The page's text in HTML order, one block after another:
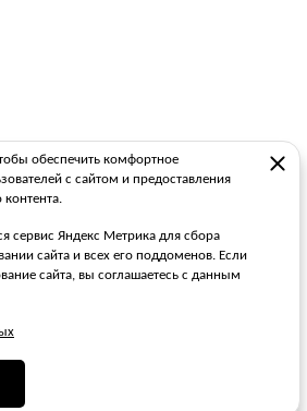
обеспечить комфортное
с сайтом и предоставления
сервис Яндекс Метрика для сбора
сайта и всех его поддоменов. Если
сайта, вы соглашаетесь с данным